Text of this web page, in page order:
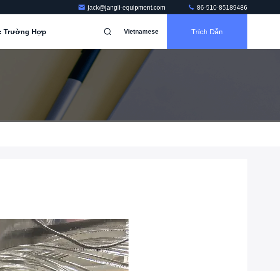
jack@jangli-equipment.com 86-510-85189486
Trường Hợp Vietnamese Trích Dẫn